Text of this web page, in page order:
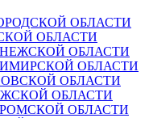
ОБЛАСТИ
ОБЛАСТИ
ОБЛАСТИ
ОБЛАСТИ
ОБЛАСТИ
ОБЛАСТИ
ОБЛАСТИ